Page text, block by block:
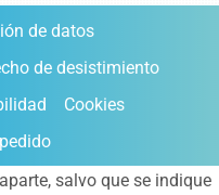
de datos
de desistimiento
Cookies
, salvo que se indique